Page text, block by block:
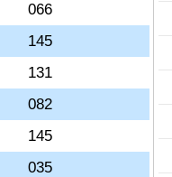
066
145
131
082
145
035